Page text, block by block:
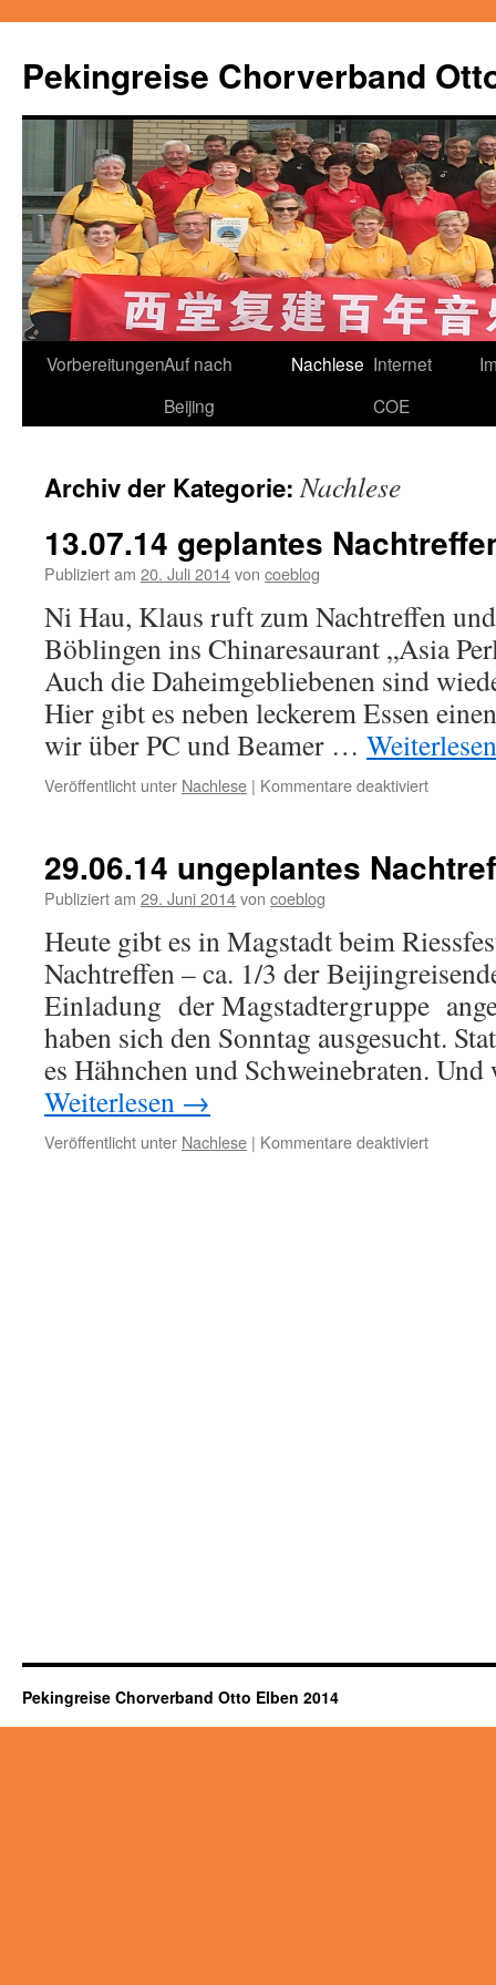
Pekingreise Chorverband
Zum
VorbereitungenAuf nach
Beijing
Nachlese Internet
COE
Archiv der Kategorie:Nachlese
13.07.14 geplantes
Publiziert am 20. Juli 2014von coeblog
Ni Hau, Klaus ruft zum Nachtreffen
Böblingen ins Chinaresaurant „Asia
Auch die Daheimgebliebenen sind
Hier gibt es neben leckerem Essen
wir über PC und Beamer …
Veröffentlicht unter Nachlese | Kommentare deaktiviertfür
29.06.14 ungeplantes
Publiziert am 29. Juni 2014von coeblog
Heute gibt es in Magstadt beim
Nachtreffen – ca. 1/3 der
Einladung der Magstadtergruppe
haben sich den Sonntag ausgesucht.
es Hähnchen und Schweinebraten.
Weiterlesen →
Veröffentlicht unter Nachlese | Kommentare deaktiviertfür
Pekingreise Chorverband Otto Elben 2014